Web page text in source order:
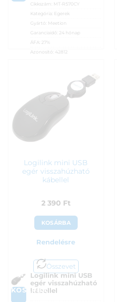
Cikkszám: MT-R570CY
Kategória: Egerek
Gyártó: Meetion
Garanciaidő:
24 hónap
ÁFA:
27%
Azonosító: 42812
Logilink mini USB
egér visszahúzható
kábellel
2 390 Ft
KOSÁRBA
Rendelésre
Összevet
KOSÁRBA
Logilink mini USB
egér visszahúzható
kábellel